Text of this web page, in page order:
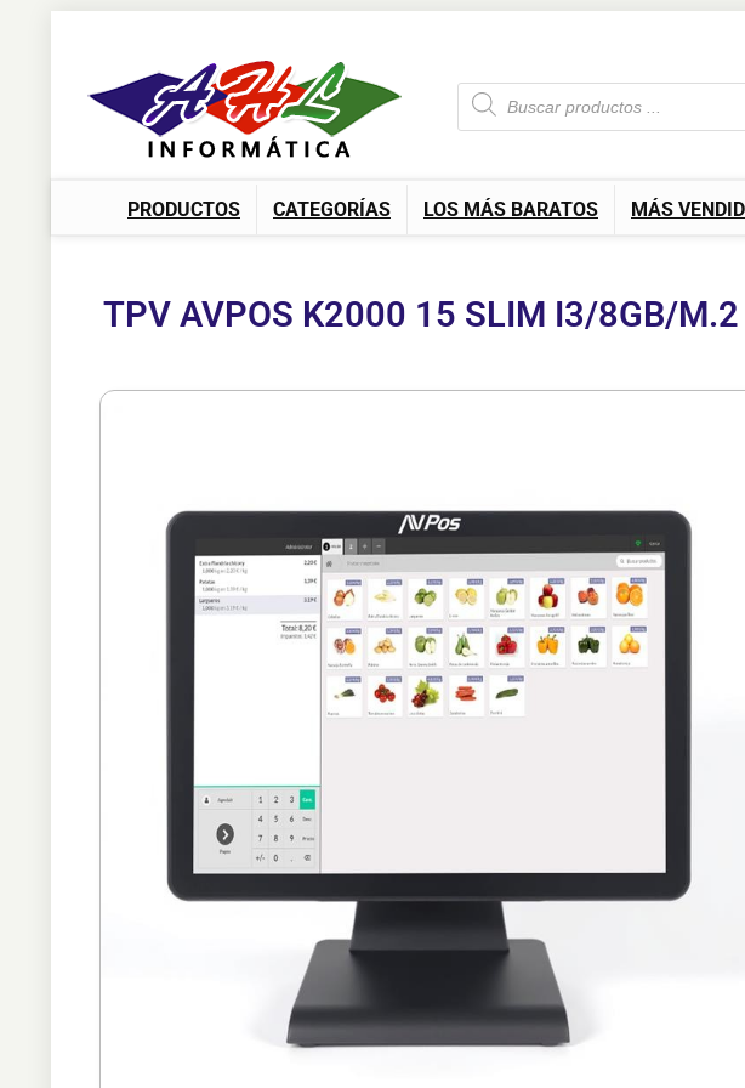
PRODUCTOS CATEGORÍAS LOS MÁS BARATOS MÁS
TPV AVPOS K2000 15 SLIM I3/8GB/